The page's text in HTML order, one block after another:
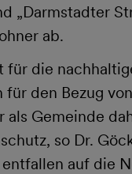
„Darmstadter
ab.
die
den Bezug
Gemeinde
so Dr.
auf die